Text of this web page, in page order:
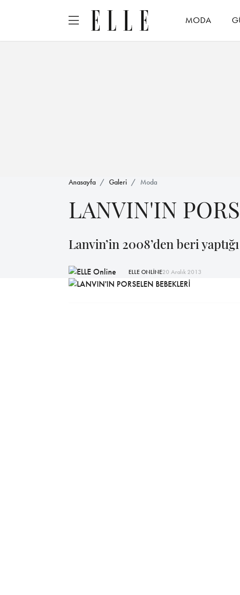
MODA
Anasayfa Galeri Moda
LANVIN'IN
Lanvin’in 2008’den beri
ELLE ONLİNE20 Aralık 2013